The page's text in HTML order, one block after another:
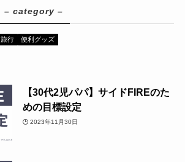
– category –
旅行 便利グッズ
【30代2児パパ】サイドFIREのた
めの目標設定
2023年11月30日